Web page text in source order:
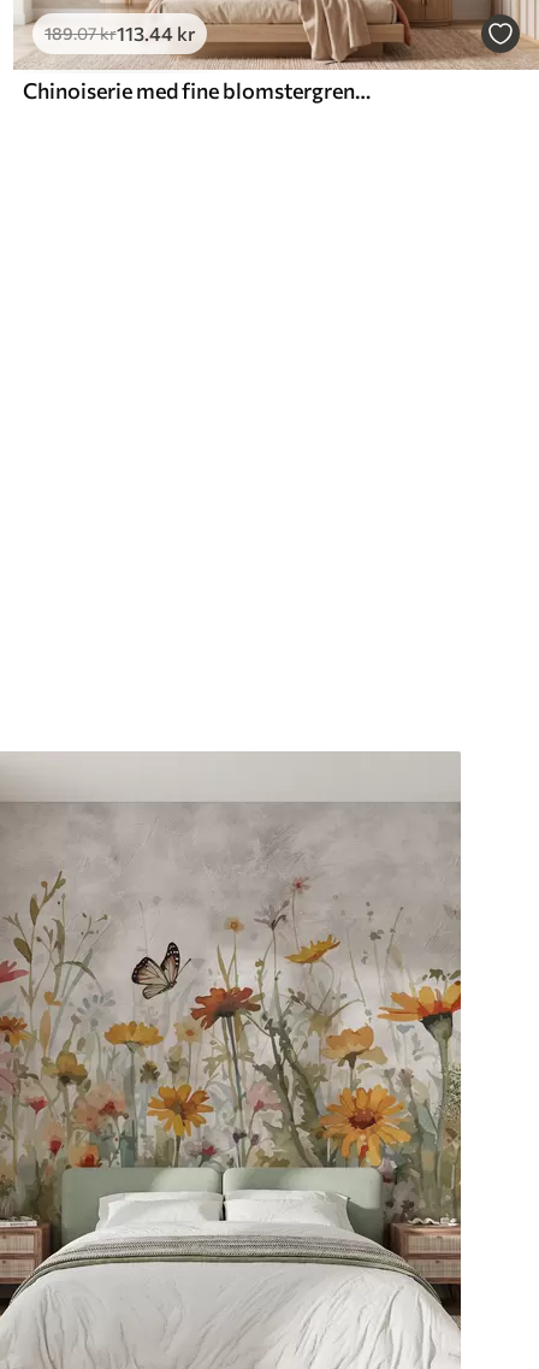
189.07kr113.44 kr
Chinoiserie med fine blomstergrene på lys baggrund